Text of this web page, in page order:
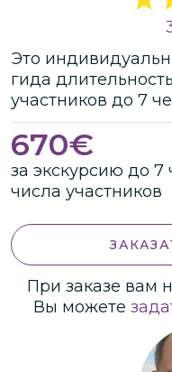
Это
гида
участников до 7
670€
за экскурсию до 7
числа участников
При заказе вам
Вы можете